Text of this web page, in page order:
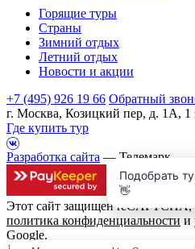
Горящие туры
Страны
Зимний отдых
Летний отдых
Новости и акции
+7 (495) 926 19 66 Обратный
г. Москва, Козицкий пер, д. 1А, 1
Где купить тур
Разработка сайта — Телемарк
Этот сайт защищен
политика конфиденциальности и
Google.
Подобрать
👋